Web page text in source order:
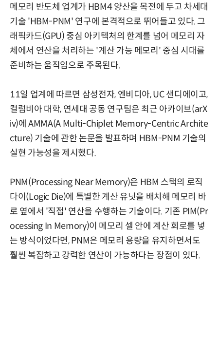
메모리 반도체 업계가 HBM4 양산을 목전에 두고 차세대
기술 'HBM-PNM' 연구에 본격적으로 뛰어들고 있다. 그
래픽카드(GPU) 중심 아키텍처의 한계를 넘어 메모리 자
체에서 연산을 처리하는 '계산 가능 메모리' 중심 시대를
준비하는 움직임으로 주목된다.
11일 업계에 따르면 삼성전자, 엔비디아, UC 샌디에이고,
컬럼비아 대학, 연세대 공동 연구팀은 최근 아카이브(arX
iv)에 AMMA(A Multi-Chiplet Memory-Centric Archite
cture) 기술에 관한 논문을 발표하며 HBM-PNM 기술의
실현 가능성을 제시했다.
PNM(Processing Near Memory)은 HBM 스택의 로직
다이(Logic Die)에 특별한 계산 유닛을 배치해 메모리 바
로 옆에서 '직접' 연산을 수행하는 기술이다. 기존 PIM(Pr
ocessing In Memory)이 메모리 셀 안에 계산 회로를 넣
는 방식이었다면, PNM은 메모리 용량을 유지하면서도
훨씬 복잡하고 강력한 연산이 가능하다는 장점이 있다.